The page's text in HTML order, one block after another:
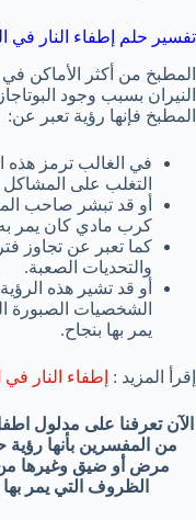
تفسير حلم إطفاء النار في
المطبخ من أكثر الأماكن
النيران بسبب وجود
المطبخ فإنها رؤية تعبر عن:
في الغالب ترمز هذه
التغلب على المشاكل
أو قد تبشر صاحب
كرب مادي كان يمر
كما تعبر عن تجاوز
والتحديات الصعبة.
أو قد تشير هذه
الشخصيات الصبورة
يمر بها بنجاح.
إقرأ المزيد : إطفاء النار في
الآن تعرفنا على مدلول
من المفسرين بأنها
مرض أو ضيق وغيرها من
الظروف التي يمر